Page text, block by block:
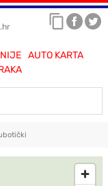
AUTO KARTA